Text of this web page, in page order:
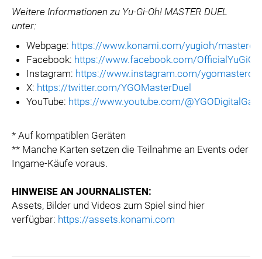
Weitere Informationen zu Yu-Gi-Oh! MASTER DUEL
unter:
Webpage: https://www.konami.com/yugioh/
Facebook: https://www.facebook.com/
Instagram: https://www.instagram.com/
X: https://twitter.com/YGOMasterDuel
YouTube: https://www.youtube.com/
* Auf kompatiblen Geräten
** Manche Karten setzen die Teilnahme an Events oder
Ingame-Käufe voraus.
HINWEISE AN JOURNALISTEN:
Assets, Bilder und Videos zum Spiel sind hier
verfügbar: https://assets.konami.com